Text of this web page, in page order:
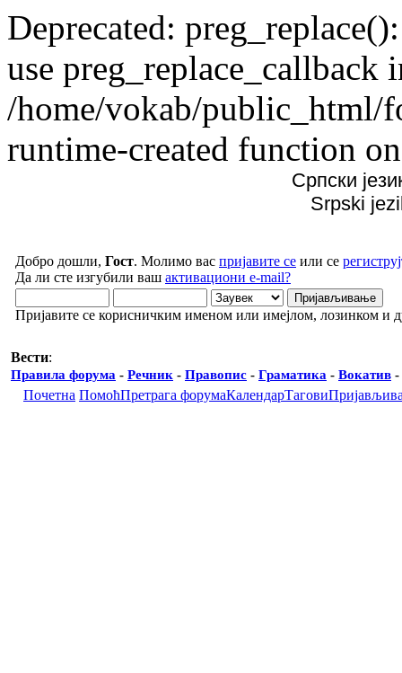
Deprecated:
use preg_replace_callback
/home/vokab/public_html/
runtime-created function
Српски
Srpski
Добро дошли, Гост. Молимо вас пријавите се или се
Да ли сте изгубили ваш активациони e-mail?
Пријавите се корисничким именом или имејлом, лозинком и
Вести:
Правила форума - Речник - Правопис - Граматика - Вокатив -
Почетна ПомоћПретрага форумаКалендарТагови